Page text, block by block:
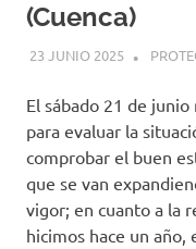
(Cuenca)
23 JUNIO 2025 PILAR
El sábado 21 de junio
para evaluar la
comprobar el buen
que se van
vigor; en cuanto a la
hicimos hace un año,